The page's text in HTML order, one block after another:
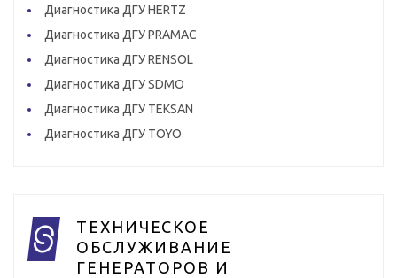
Диагностика ДГУ HERTZ
Диагностика ДГУ PRAMAC
Диагностика ДГУ RENSOL
Диагностика ДГУ SDMO
Диагностика ДГУ TEKSAN
Диагностика ДГУ TOYO
ТЕХНИЧЕСКОЕ
ОБСЛУЖИВАНИЕ
ГЕНЕРАТОРОВ И